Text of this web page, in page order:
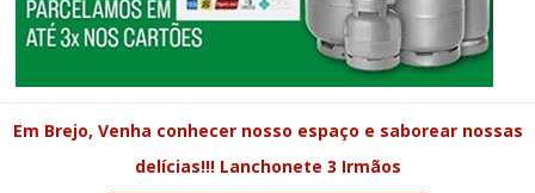
Em Brejo, Venha conhecer nosso espaço e saborear nossas
delícias!!! Lanchonete 3 Irmãos